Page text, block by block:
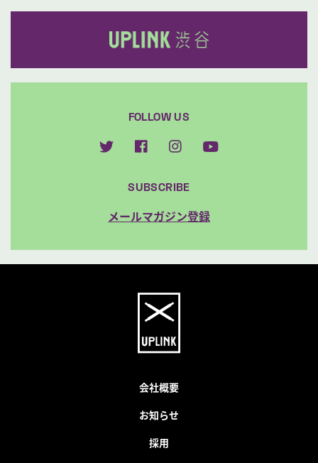
FOLLOW US
SUBSCRIBE
メールマガジン登録
会社概要
お知らせ
採用